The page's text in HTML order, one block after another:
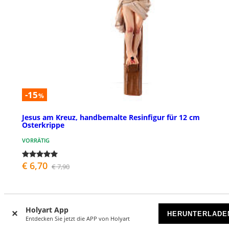
Holyart App
Entdecken Sie jetzt die APP von Holyart
-15%
Jesus am Kreuz, handbemalte Resinfigur für 12 cm
Osterkrippe
VORRÄTIG
€ 6,70 € 7,90